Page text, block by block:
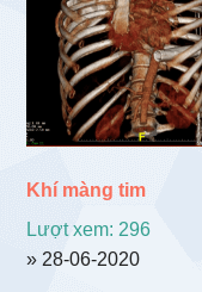
Khí màng tim
Lượt xem: 296
» 28-06-2020